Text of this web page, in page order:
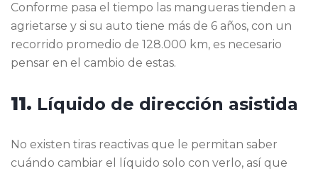
Conforme pasa el tiempo las mangueras tienden a
agrietarse y si su auto tiene más de 6 años, con un
recorrido promedio de 128.000 km, es necesario
pensar en el cambio de estas.
11. Líquido de dirección asistida
No existen tiras reactivas que le permitan saber
cuándo cambiar el líquido solo con verlo, así que